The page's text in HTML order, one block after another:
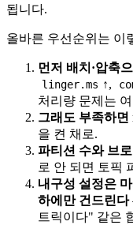
됩니다.
올바른 우선순위는 이
먼저 배치·압축
linger.ms ↑,
처리량 문제는
그래도 부족하
을 켠 채로.
파티션 수와 브
로 안 되면 토픽
내구성 설정은
하에만 건드린다
트릭이다" 같은